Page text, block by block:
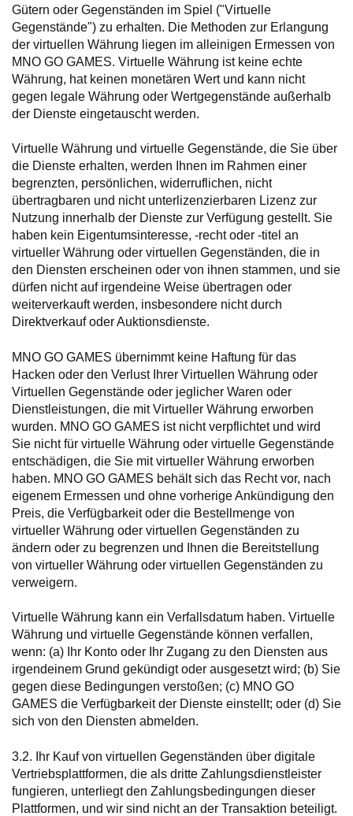
Gütern oder Gegenständen im Spiel ("Virtuelle
Gegenstände") zu erhalten. Die Methoden zur Erlangung
der virtuellen Währung liegen im alleinigen Ermessen von
MNO GO GAMES. Virtuelle Währung ist keine echte
Währung, hat keinen monetären Wert und kann nicht
gegen legale Währung oder Wertgegenstände außerhalb
der Dienste eingetauscht werden.
Virtuelle Währung und virtuelle Gegenstände, die Sie über
die Dienste erhalten, werden Ihnen im Rahmen einer
begrenzten, persönlichen, widerruflichen, nicht
übertragbaren und nicht unterlizenzierbaren Lizenz zur
Nutzung innerhalb der Dienste zur Verfügung gestellt. Sie
haben kein Eigentumsinteresse, -recht oder -titel an
virtueller Währung oder virtuellen Gegenständen, die in
den Diensten erscheinen oder von ihnen stammen, und sie
dürfen nicht auf irgendeine Weise übertragen oder
weiterverkauft werden, insbesondere nicht durch
Direktverkauf oder Auktionsdienste.
MNO GO GAMES übernimmt keine Haftung für das
Hacken oder den Verlust Ihrer Virtuellen Währung oder
Virtuellen Gegenstände oder jeglicher Waren oder
Dienstleistungen, die mit Virtueller Währung erworben
wurden. MNO GO GAMES ist nicht verpflichtet und wird
Sie nicht für virtuelle Währung oder virtuelle Gegenstände
entschädigen, die Sie mit virtueller Währung erworben
haben. MNO GO GAMES behält sich das Recht vor, nach
eigenem Ermessen und ohne vorherige Ankündigung den
Preis, die Verfügbarkeit oder die Bestellmenge von
virtueller Währung oder virtuellen Gegenständen zu
ändern oder zu begrenzen und Ihnen die Bereitstellung
von virtueller Währung oder virtuellen Gegenständen zu
verweigern.
Virtuelle Währung kann ein Verfallsdatum haben. Virtuelle
Währung und virtuelle Gegenstände können verfallen,
wenn: (a) Ihr Konto oder Ihr Zugang zu den Diensten aus
irgendeinem Grund gekündigt oder ausgesetzt wird; (b) Sie
gegen diese Bedingungen verstoßen; (c) MNO GO
GAMES die Verfügbarkeit der Dienste einstellt; oder (d) Sie
sich von den Diensten abmelden.
3.2. Ihr Kauf von virtuellen Gegenständen über digitale
Vertriebsplattformen, die als dritte Zahlungsdienstleister
fungieren, unterliegt den Zahlungsbedingungen dieser
Plattformen, und wir sind nicht an der Transaktion beteiligt.